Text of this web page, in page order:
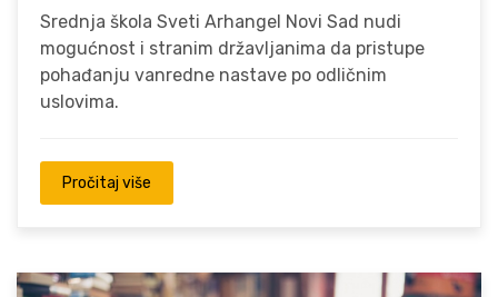
Srednja škola Sveti Arhangel Novi Sad nudi
mogućnost i stranim državljanima da pristupe
pohađanju vanredne nastave po odličnim
uslovima.
Pročitaj više